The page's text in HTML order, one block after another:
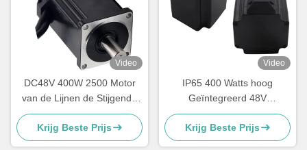
Video
DC48V 400W 2500 Motor
van de Lijnen de Stijgende
Codeur
Krijg Beste Prijs
Video
IP65 400 Watts hoog
Geïntegreerd 48V
gelijkstroom Servomotor
voor Logistiek het Sorteren
Krijg Beste Prijs